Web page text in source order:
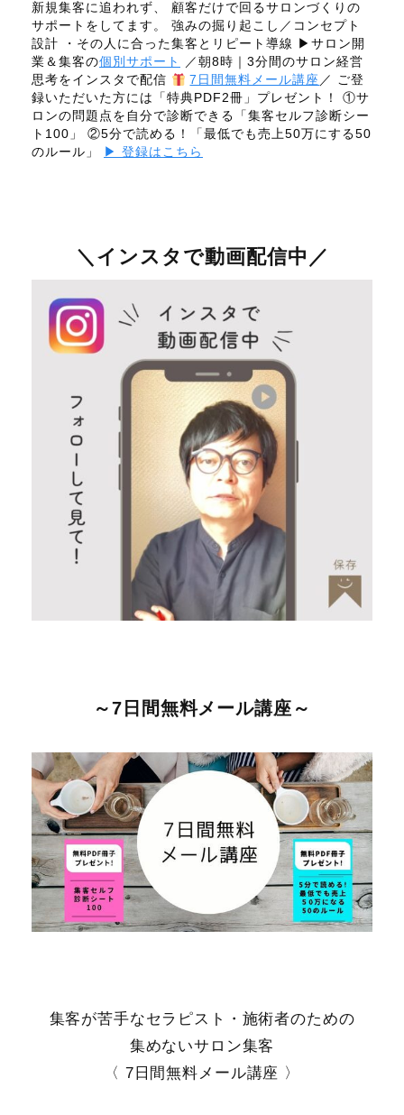
新規集客に追われず、 顧客だけで回るサロンづくりの
サポートをしてます。 強みの掘り起こし／コンセプト
設計 ・その人に合った集客とリピート導線 ▶サロン開
業＆集客の個別サポート
／朝8時｜3分間のサロン経営
思考をインスタで配信
7日間無料メール講座 ／ ご登
録いただいた方には「特典PDF2冊」プレゼント！ ①サ
ロンの問題点を自分で診断できる「集客セルフ診断シー
ト100」 ②5分で読める！「最低でも売上50万にする50
のルール」
▶ 登録はこちら
＼インスタで動画配信中／
～7日間無料メール講座～
集客が苦手なセラピスト・施術者のための
集めないサロン集客
〈 7日間無料メール講座 〉